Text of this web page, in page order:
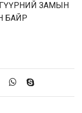
ЗАМЫН
БАЙР